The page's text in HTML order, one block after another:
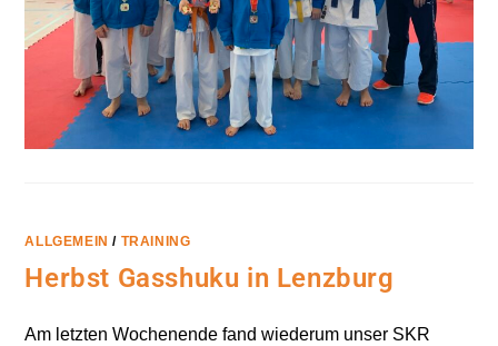
ALLGEMEIN / TRAINING
Herbst Gasshuku in Lenzburg
Am letzten Wochenende fand wiederum unser SKR